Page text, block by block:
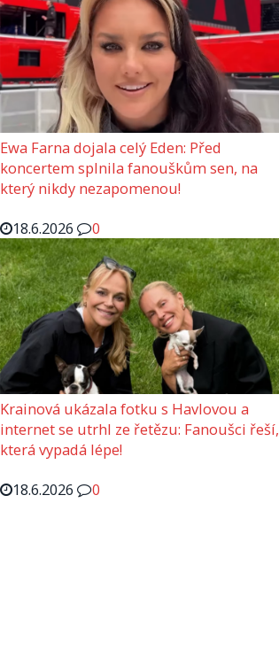
Ewa Farna dojala celý Eden: Před
koncertem splnila fanouškům sen, na
který nikdy nezapomenou!
18.6.2026
0
Krainová ukázala fotku s Havlovou a
internet se utrhl ze řetězu: Fanoušci řeší,
která vypadá lépe!
18.6.2026
0